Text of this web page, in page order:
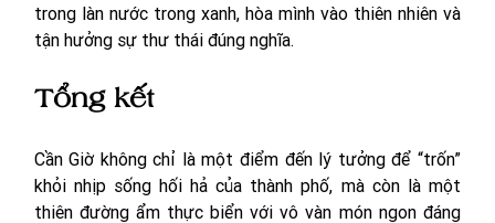
trong làn nước trong xanh, hòa mình vào thiên nhiên và
tận hưởng sự thư thái đúng nghĩa.
Tổng kết
Cần Giờ không chỉ là một điểm đến lý tưởng để “trốn”
khỏi nhịp sống hối hả của thành phố, mà còn là một
thiên đường ẩm thực biển với vô vàn món ngon đáng